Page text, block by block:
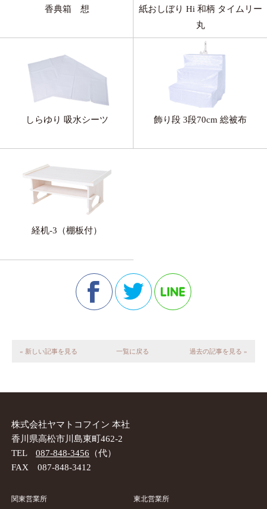
香典箱 想
紙おしぼり Hi 和柄 タイムリー
丸
しらゆり 吸水シーツ 飾り段 3段70cm 総被布
経机-3（棚板付）
« 新しい記事を見る 一覧に戻る 過去の記事を見る »
株式会社ヤマトコフイン 本社
香川県高松市川島東町462-2
TEL 087-848-3456 （代）
FAX 087-848-3412
関東営業所
東北営業所